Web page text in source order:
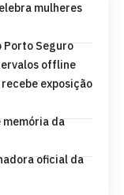
mulheres
Porto Seguro
offline
exposição
memória da
oficial da